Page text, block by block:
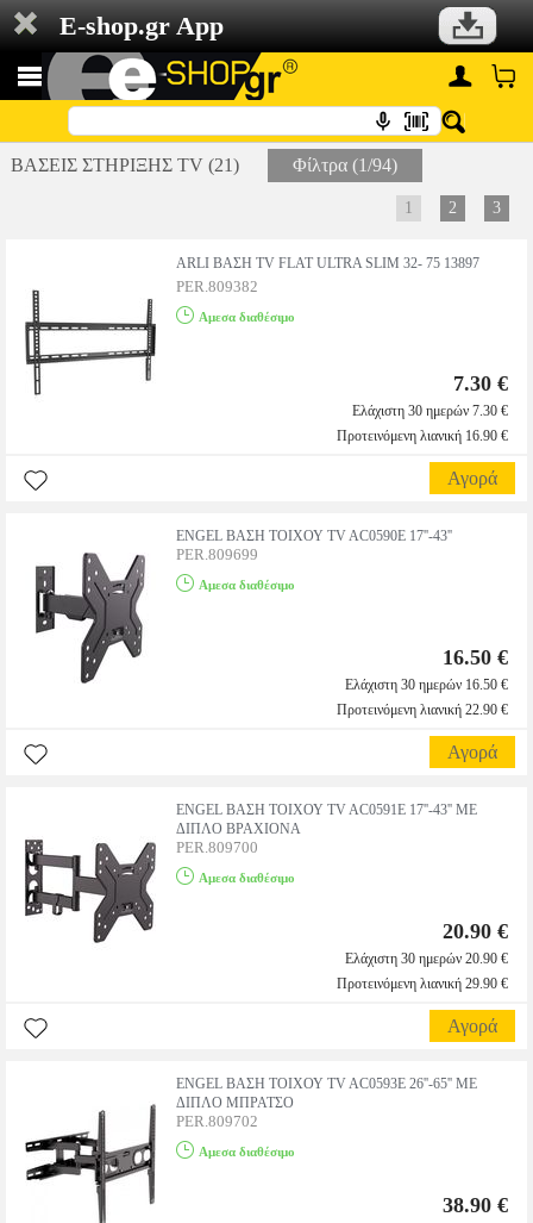
E-shop.gr App
ΒΑΣΕΙΣ ΣΤΗΡΙΞΗΣ TV (21) Φίλτρα (1/94)
1 2 3
ARLI ΒΑΣΗ TV FLAT ULTRA SLIM 32- 75 13897
PER.809382
Αμεσα διαθέσιμο
7.30 €
Ελάχιστη 30 ημερών 7.30 €
Προτεινόμενη λιανική 16.90 €
Αγορά
ENGEL ΒΑΣΗ ΤΟΙΧΟΥ TV AC0590E 17''-43''
PER.809699
Αμεσα διαθέσιμο
16.50 €
Ελάχιστη 30 ημερών 16.50 €
Προτεινόμενη λιανική 22.90 €
Αγορά
ENGEL ΒΑΣΗ ΤΟΙΧΟΥ TV AC0591E 17''-43'' ΜΕ
ΔΙΠΛΟ ΒΡΑΧΙΟΝΑ
PER.809700
Αμεσα διαθέσιμο
20.90 €
Ελάχιστη 30 ημερών 20.90 €
Προτεινόμενη λιανική 29.90 €
Αγορά
ENGEL ΒΑΣΗ ΤΟΙΧΟΥ TV AC0593E 26''-65'' ΜΕ
ΔΙΠΛΟ ΜΠΡΑΤΣΟ
PER.809702
Αμεσα διαθέσιμο
38.90 €